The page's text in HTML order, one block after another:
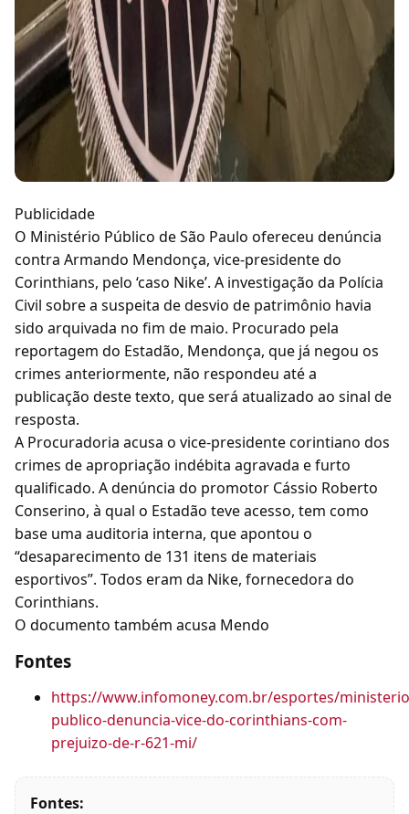
Publicidade
O Ministério Público de São Paulo ofereceu denúncia
contra Armando Mendonça, vice-presidente do
Corinthians, pelo ‘caso Nike’. A investigação da Polícia
Civil sobre a suspeita de desvio de patrimônio havia
sido arquivada no fim de maio. Procurado pela
reportagem do Estadão, Mendonça, que já negou os
crimes anteriormente, não respondeu até a
publicação deste texto, que será atualizado ao sinal de
resposta.
A Procuradoria acusa o vice-presidente corintiano dos
crimes de apropriação indébita agravada e furto
qualificado. A denúncia do promotor Cássio Roberto
Conserino, à qual o Estadão teve acesso, tem como
base uma auditoria interna, que apontou o
“desaparecimento de 131 itens de materiais
esportivos”. Todos eram da Nike, fornecedora do
Corinthians.
O documento também acusa Mendo
Fontes
https://www.infomoney.com.br/esportes/
publico-denuncia-vice-do-corinthians-com-
prejuizo-de-r-621-mi/
Fontes: